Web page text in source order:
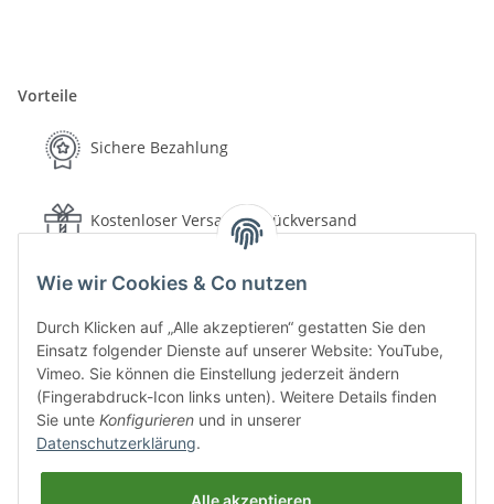
Vorteile
Sichere Bezahlung
Kostenloser Versand & Rückversand
Schnelle Lieferung
30 Tage Rückgaberecht
Sichere Bezahlung
Wie wir Cookies & Co nutzen
Durch Klicken auf „Alle akzeptieren“ gestatten Sie den
Einsatz folgender Dienste auf unserer Website: YouTube,
Vimeo. Sie können die Einstellung jederzeit ändern
(Fingerabdruck-Icon links unten). Weitere Details finden
Sie unte Konfigurieren und in unserer
Datenschutzerklärung.
Alle akzeptieren